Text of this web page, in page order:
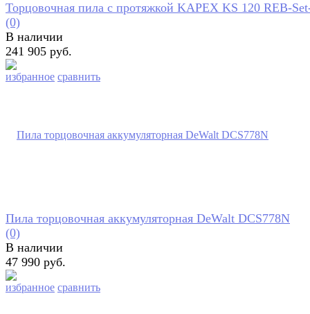
избранное сравнить
Торцовочная пила с протяжкой KAPEX KS 120 REB-
(0)
В наличии
241 905 руб.
избранное сравнить
Пила торцовочная аккумуляторная DeWalt DCS778N
(0)
В наличии
47 990 руб.